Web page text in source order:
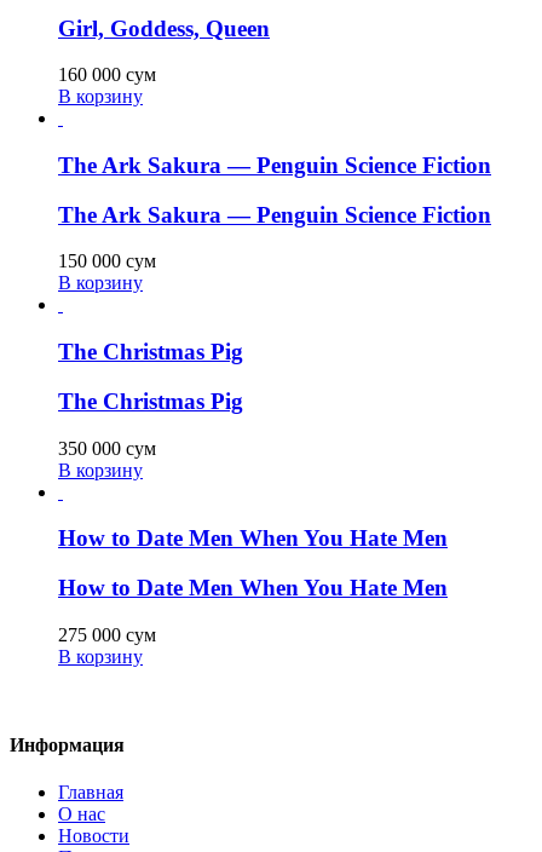
Girl, Goddess, Queen
160 000 сум
В корзину
The Ark Sakura — Penguin Science Fiction
The Ark Sakura — Penguin Science Fiction
150 000 сум
В корзину
The Christmas Pig
The Christmas Pig
350 000 сум
В корзину
How to Date Men When You Hate Men
How to Date Men When You Hate Men
275 000 сум
В корзину
Информация
Главная
О нас
Новости